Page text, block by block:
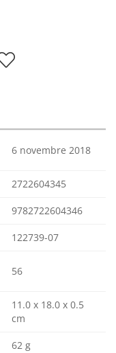
6 novembre 2018
2722604345
9782722604346
122739-07
56
11.0 x 18.0 x 0.5
cm
62 g